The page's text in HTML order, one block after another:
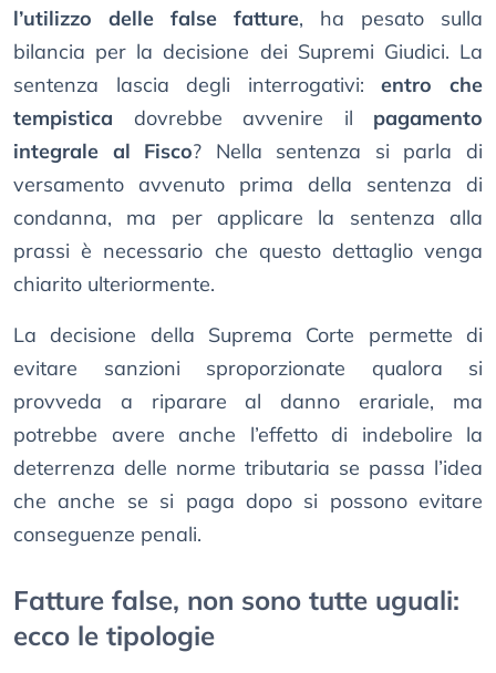
l’utilizzo delle false fatture, ha pesato sulla
bilancia per la decisione dei Supremi Giudici. La
sentenza lascia degli interrogativi:entro che
tempistica dovrebbe avvenire il pagamento
integrale al Fisco? Nella sentenza si parla di
versamento avvenuto prima della sentenza di
condanna, ma per applicare la sentenza alla
prassi è necessario che questo dettaglio venga
chiarito ulteriormente.
La decisione della Suprema Corte permette di
evitare sanzioni sproporzionate qualora si
provveda a riparare al danno erariale, ma
potrebbe avere anche l’effetto di indebolire la
deterrenza delle norme tributaria se passa l’idea
che anche se si paga dopo si possono evitare
conseguenze penali.
Fatture false, non sono tutte uguali:
ecco le tipologie